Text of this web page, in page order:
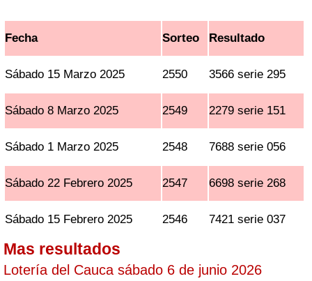
Fecha Sorteo Resultado
Sábado 15 Marzo 2025 2550 3566 serie 295
Sábado 8 Marzo 2025 2549 2279 serie 151
Sábado 1 Marzo 2025 2548 7688 serie 056
Sábado 22 Febrero 2025 2547 6698 serie 268
Sábado 15 Febrero 2025 2546 7421 serie 037
Mas resultados
Lotería del Cauca sábado 6 de junio 2026